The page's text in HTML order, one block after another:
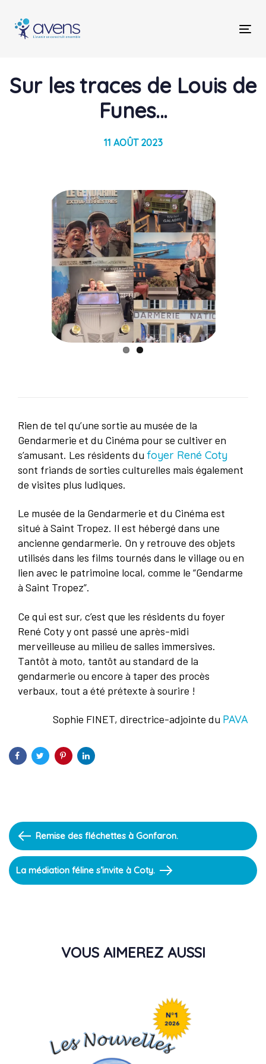
links
primary
content
Sur les traces de Louis de
Funes…
11 AOÛT 2023
Rien de tel qu’une sortie au musée de la
Gendarmerie et du Cinéma pour se cultiver en
s’amusant. Les résidents du foyer René Coty
sont friands de sorties culturelles mais également
de visites plus ludiques.
Le musée de la Gendarmerie et du Cinéma est
situé à Saint Tropez. Il est hébergé dans une
ancienne gendarmerie. On y retrouve des objets
utilisés dans les films tournés dans le village ou en
lien avec le patrimoine local, comme le “Gendarme
à Saint Tropez”.
Ce qui est sur, c’est que les résidents du foyer
René Coty y ont passé une après-midi
merveilleuse au milieu de salles immersives.
Tantôt à moto, tantôt au standard de la
gendarmerie ou encore à taper des procès
verbaux, tout a été prétexte à sourire !
Sophie FINET, directrice-adjointe du PAVA
Post
Previous
Article
Remise des fléchettes à Gonfaron.
Next
Article
La médiation féline s’invite à Coty.
VOUS AIMEREZ AUSSI